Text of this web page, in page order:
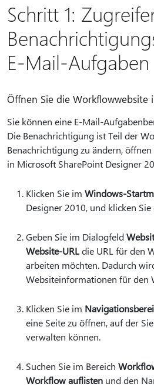
Schritt 1:
E-Mail-Aufgaben
Öffnen Sie die Workflowwebsite
Sie können eine E-Mail-
Die Benachrichtigung ist Teil der
Benachrichtigung zu ändern,
in Microsoft SharePoint Designer
Klicken Sie im Windows-
Designer 2010, und klicken
Geben Sie im Dialogfeld
Website-URLdie URL für den
arbeiten möchten. Dadurch
Websiteinformationen für den
Klicken Sie im
eine Seite zu öffnen, auf der
verwalten können.
Suchen Sie im Bereich
Workflow auflisten und den